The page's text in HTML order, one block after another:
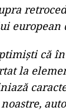
european
că
la